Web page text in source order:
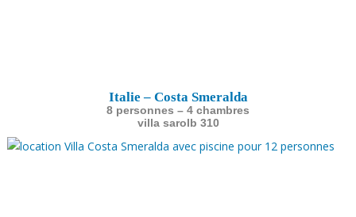
Italie – Costa Smeralda
8 personnes – 4 chambres
villa sarolb 310